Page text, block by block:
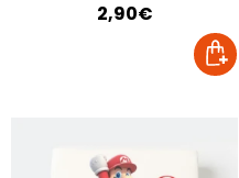
2,90€